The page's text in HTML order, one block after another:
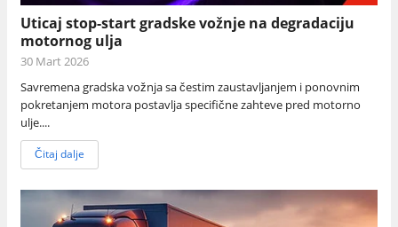
Uticaj stop-start gradske vožnje na degradaciju
motornog ulja
30 Mart 2026
Savremena gradska vožnja sa čestim zaustavljanjem i ponovnim
pokretanjem motora postavlja specifične zahteve pred motorno
ulje....
Čitaj dalje